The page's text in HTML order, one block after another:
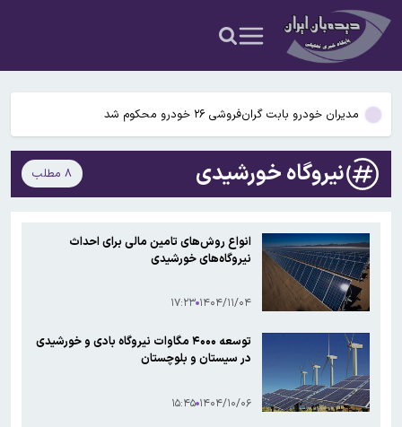
روند شتابان سالمندی ایران؛ تولدها به زیر ۹۰۰ هزار نفر رسید
آخرین قیمت طلا و سکه ۱۹ مردادماه ۱۴۰۵+جدول قیمت هرگرم طلا ۱۸
میلیون و ۸۰۵ هزار تومان
مدیران خودرو بابت گران‌فروشی ۲۶ خودرو محکوم شد
پشت پرده ریزش بهای طلا/ طلا از این قیمت عقب‌تر نمی‌رود
تهران از خطر کمبود آب نجات پیدا کرد
روند شتابان سالمندی ایران؛ تولدها به زیر ۹۰۰ هزار نفر رسید
میلیون و ۸۰۵ هزار تومان
نیروگاه خورشیدی ۸ مطلب
انواع روش‌های تامین مالی برای احداث
نیروگاه‌های خورشیدی
۱۴۰۴/۱۱/۰۴ ۱۷:۲۳
توسعه ۴۰۰۰ مگاوات نیروگاه بادی و خورشیدی
در سیستان و بلوچستان
۱۴۰۴/۱۰/۰۶ ۱۵:۴۵